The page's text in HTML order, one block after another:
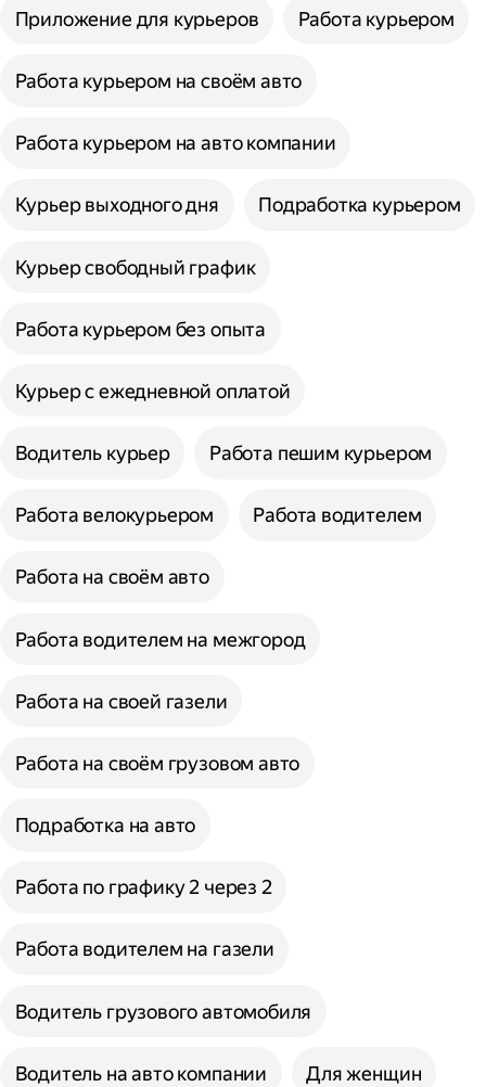
Приложение для курьеров Работа курьером
Работа курьером на своём авто
Работа курьером на авто компании
Курьер выходного дня Подработка курьером
Курьер свободный график
Работа курьером без опыта
Курьер с ежедневной оплатой
Водитель курьер Работа пешим курьером
Работа велокурьером Работа водителем
Работа на своём авто
Работа водителем на межгород
Работа на своей газели
Работа на своём грузовом авто
Подработка на авто
Работа по графику 2 через 2
Работа водителем на газели
Водитель грузового автомобиля
Водитель на авто компании Для женщин